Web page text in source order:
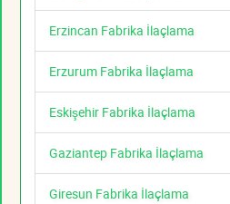
Erzincan Fabrika İlaçlama
Erzurum Fabrika İlaçlama
Eskişehir Fabrika İlaçlama
Gaziantep Fabrika İlaçlama
Giresun Fabrika İlaçlama